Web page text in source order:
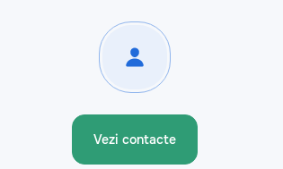
Vezi contacte